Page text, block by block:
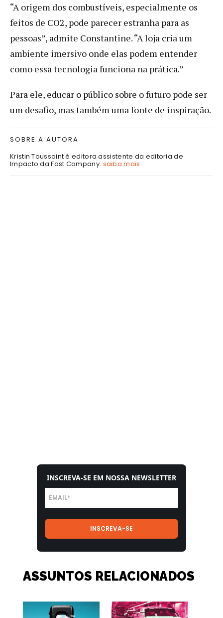
“A origem dos combustíveis, especialmente os
feitos de CO2, pode parecer estranha para as
pessoas”, admite Constantine. “A loja cria um
ambiente imersivo onde elas podem entender
como essa tecnologia funciona na prática.”
Para ele, educar o público sobre o futuro pode ser
um desafio, mas também uma fonte de inspiração.
SOBRE A AUTORA
Kristin Toussaint é editora assistente da editoria de
Impacto da Fast Company. saiba mais
INSCREVA-SE EM NOSSA NEWSLETTER
ASSUNTOS RELACIONADOS